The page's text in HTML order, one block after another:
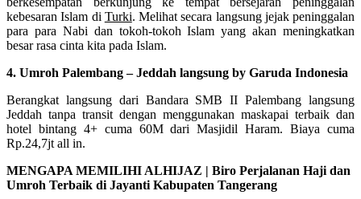
kebesaran Islam di Turki. Melihat secara langsung jejak peninggalan
para para Nabi dan tokoh-tokoh Islam yang akan meningkatkan
besar rasa cinta kita pada Islam.
4. Umroh Palembang – Jeddah langsung by Garuda Indonesia
Berangkat langsung dari Bandara SMB II Palembang langsung
Jeddah tanpa transit dengan menggunakan maskapai terbaik dan
hotel bintang 4+ cuma 60M dari Masjidil Haram. Biaya cuma
Rp.24,7jt all in.
MENGAPA MEMILIHI ALHIJAZ | Biro Perjalanan Haji dan
Umroh Terbaik di Jayanti Kabupaten Tangerang